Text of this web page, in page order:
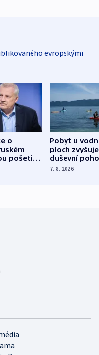
evropskými
o
pošetilé,
Pobyt u
ploch zvyšuje
duševní
ukázala
7. 8. 2026